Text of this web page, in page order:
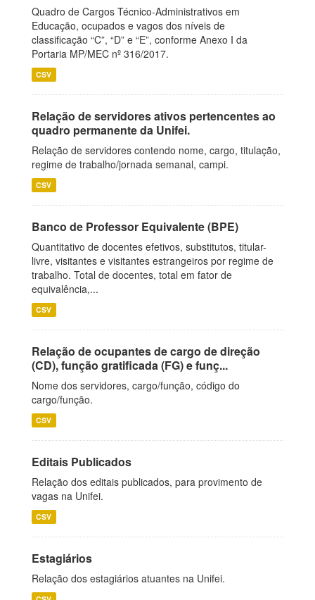
Quadro de Cargos Técnico-Administrativos em
Educação, ocupados e vagos dos níveis de
classificação “C”, “D” e “E”, conforme Anexo I da
Portaria MP/MEC nº 316/2017.
CSV
Relação de servidores ativos pertencentes ao
quadro permanente da Unifei.
Relação de servidores contendo nome, cargo, titulação,
regime de trabalho/jornada semanal, campi.
CSV
Banco de Professor Equivalente (BPE)
Quantitativo de docentes efetivos, substitutos, titular-
livre, visitantes e visitantes estrangeiros por regime de
trabalho. Total de docentes, total em fator de
equivalência,...
CSV
Relação de ocupantes de cargo de direção
(CD), função gratificada (FG) e funç...
Nome dos servidores, cargo/função, código do
cargo/função.
CSV
Editais Publicados
Relação dos editais publicados, para provimento de
vagas na Unifei.
CSV
Estagiários
Relação dos estagiários atuantes na Unifei.